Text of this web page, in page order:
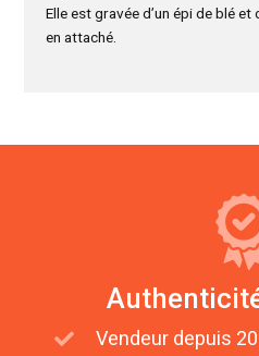
Elle est gravée d’un épi de blé et
en attaché.
Vendeur depuis